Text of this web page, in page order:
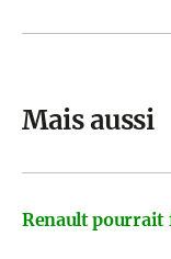
Mais aussi
Renault pourrait